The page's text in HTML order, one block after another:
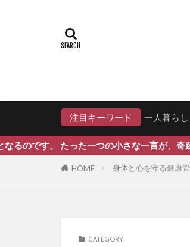
注目キーワード 一人暮らし
さな一言が、奇跡を呼び寄せる力を持って
HOME 身体と心を守る健康
CATEGORY